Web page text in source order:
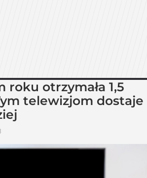
roku otrzymała 1,5
telewizjom dostaje